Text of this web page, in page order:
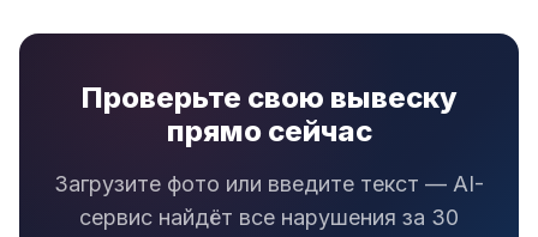
Проверьте свою вывеску
прямо сейчас
Загрузите фото или введите текст — AI-
сервис найдёт все нарушения за 30